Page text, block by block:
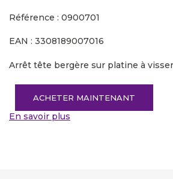
Référence : 0900701
EAN : 3308189007016
Arrêt tête bergère sur platine à
ACHETER MAINTENANT
En savoir plus